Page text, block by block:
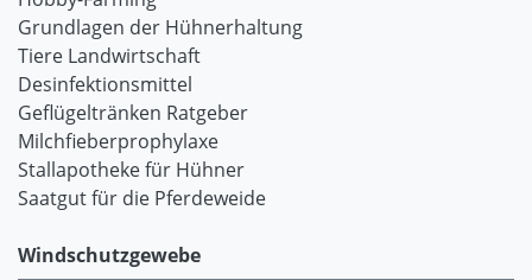
Grundlagen der Hühnerhaltung
Tiere Landwirtschaft
Desinfektionsmittel
Geflügeltränken Ratgeber
Milchfieberprophylaxe
Stallapotheke für Hühner
Saatgut für die Pferdeweide
Windschutzgewebe